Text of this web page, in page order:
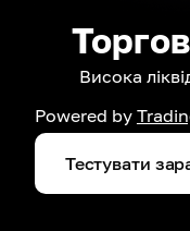
Висока
Powered by
Тестувати